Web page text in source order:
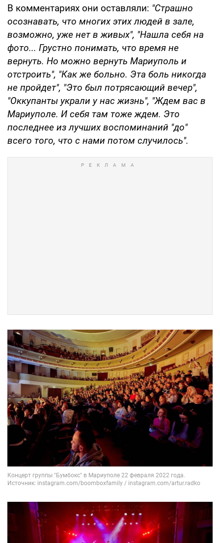
В комментариях они оставляли: "Страшно
осознавать, что многих этих людей в зале,
возможно, уже нет в живых", "Нашла себя на
фото... Грустно понимать, что время не
вернуть. Но можно вернуть Мариуполь и
отстроить", "Как же больно. Эта боль никогда
не пройдет", "Это был потрясающий вечер",
"Оккупанты украли у нас жизнь", "Ждем вас в
Мариуполе. И себя там тоже ждем. Это
последнее из лучших воспоминаний "до"
всего того, что с нами потом случилось".